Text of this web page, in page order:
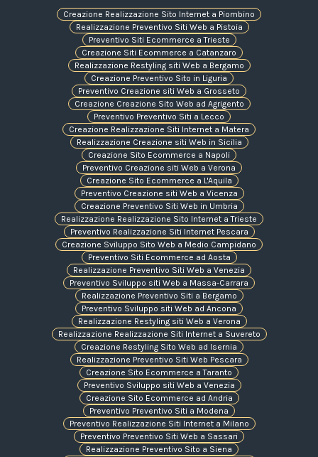
Creazione Realizzazione Sito Internet a Piombino
Realizzazione Preventivo Siti Web a Pistoia
Preventivo Siti Ecommerce a Trieste
Creazione Siti Ecommerce a Catanzaro
Realizzazione Restyling siti Web a Bergamo
Creazione Preventivo Sito in Liguria
Preventivo Creazione siti Web a Grosseto
Creazione Creazione Sito Web ad Agrigento
Preventivo Preventivo Siti a Lecco
Creazione Realizzazione Siti Internet a Matera
Realizzazione Creazione siti Web in Sicilia
Creazione Sito Ecommerce a Napoli
Preventivo Creazione siti Web a Verona
Creazione Sito Ecommerce a L'Aquila
Preventivo Creazione siti Web a Vicenza
Creazione Preventivo Siti Web in Umbria
Realizzazione Realizzazione Sito Internet a Trieste
Preventivo Realizzazione Siti Internet Pescara
Creazione Sviluppo Sito Web a Medio Campidano
Preventivo Siti Ecommerce ad Aosta
Realizzazione Preventivo Siti Web a Venezia
Preventivo Sviluppo siti Web a Massa-Carrara
Realizzazione Preventivo Siti a Bergamo
Preventivo Sviluppo siti Web ad Ancona
Realizzazione Restyling siti Web a Verona
Realizzazione Realizzazione Siti Internet a Suvereto
Creazione Restyling Sito Web ad Isernia
Realizzazione Preventivo Siti Web Pescara
Creazione Sito Ecommerce a Taranto
Preventivo Sviluppo siti Web a Venezia
Creazione Sito Ecommerce ad Andria
Preventivo Preventivo Siti a Modena
Preventivo Realizzazione Siti Internet a Milano
Preventivo Preventivo Siti Web a Sassari
Realizzazione Preventivo Sito a Siena